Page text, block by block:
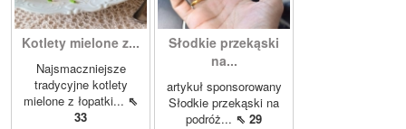
Kotlety mielone z...
Najsmaczniejsze
tradycyjne kotlety
mielone z łopatki... ⇖
33
Słodkie przekąski
na...
artykuł sponsorowany
Słodkie przekąski na
podróż... ⇖ 29